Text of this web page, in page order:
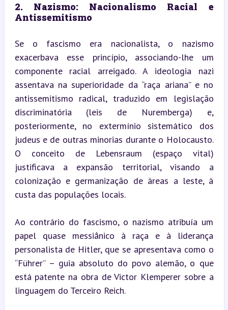
2. Nazismo: Nacionalismo Racial e
Antissemitismo
Se o fascismo era nacionalista, o nazismo
exacerbava esse princípio, associando-lhe um
componente racial arreigado. A ideologia nazi
assentava na superioridade da “raça ariana” e no
antissemitismo radical, traduzido em legislação
discriminatória (leis de Nuremberga) e,
posteriormente, no extermínio sistemático dos
judeus e de outras minorias durante o Holocausto.
O conceito de Lebensraum (espaço vital)
justificava a expansão territorial, visando a
colonização e germanização de áreas a leste, à
custa das populações locais.
Ao contrário do fascismo, o nazismo atribuía um
papel quase messiânico à raça e à liderança
personalista de Hitler, que se apresentava como o
“Führer” – guia absoluto do povo alemão, o que
está patente na obra de Victor Klemperer sobre a
linguagem do Terceiro Reich.